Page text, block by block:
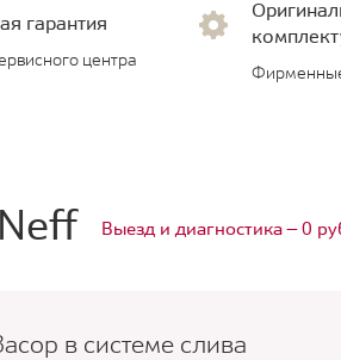
гарантия
центра
Выезд и диагностика — 0
в системе слива